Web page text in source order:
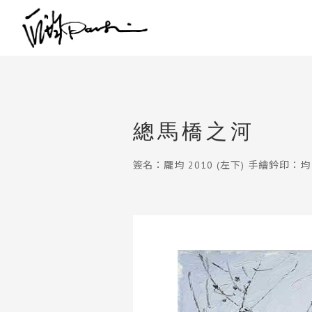
總馬橋之河
簽名：龎均 2010 (左下) 手繪鈐印：